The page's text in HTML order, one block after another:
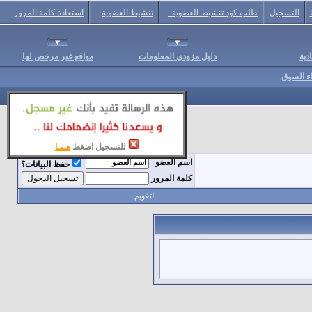
للتسجيل اضغط هـنـا
التسجيل طلب كود تنشيط العضوية تنشيط العضوية استعادة كلمة المرور
دليل مزودي المعلومات مواقع غير مرخص لها
السوق
اسم العضو
حفظ البيانات؟
كلمة المرور
التقويم